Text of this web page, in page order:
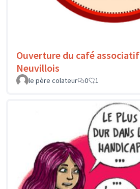
Ouverture du café associatif
Neuvillois
le père colateur
0 1